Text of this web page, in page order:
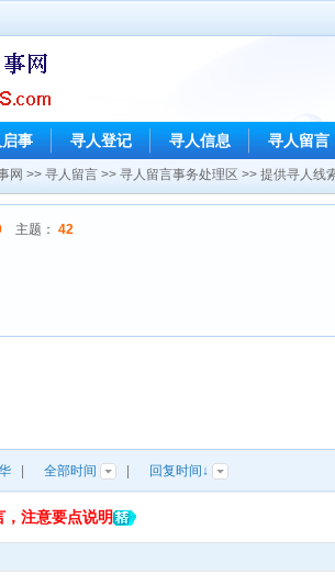
事 寻人登记 寻人信息 寻人留言
网 >> 寻人留言 >> 寻人留言事务处理区 >> 提供寻人线
主题： 42
全部时间 回复时间↓
注意要点说明